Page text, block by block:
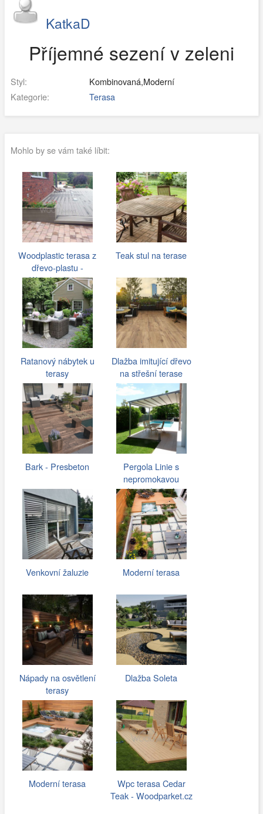
KatkaD
Příjemné sezení v zeleni
Styl:
Kombinovaná,Moderní
Kategorie:
Terasa
Mohlo by se vám také líbit:
Woodplastic terasa z
dřevo-plastu -
Woodparket.cz
Teak stul na terase
Ratanový nábytek u
terasy
Dlažba imitující dřevo
na střešní terase
Bark - Presbeton
Pergola Linie s
nepromokavou
stahovací střechou
Venkovní žaluzie Moderní terasa
Nápady na osvětlení
terasy
Dlažba Soleta
Moderní terasa
Wpc terasa Cedar
Teak - Woodparket.cz